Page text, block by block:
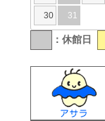
30 31
：休館日